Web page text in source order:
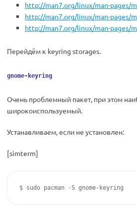
http://man7.org/linux/man-pages/
http://man7.org/linux/man-pages/
http://man7.org/linux/man-pages/
Перейдём к keyring storages.
gnome-keyring
Очень проблемный пакет, при этом
широкоиспользуемый.
Устанавливаем, если не установлен:
[simterm]
$ sudo pacman -S gnome-keyring